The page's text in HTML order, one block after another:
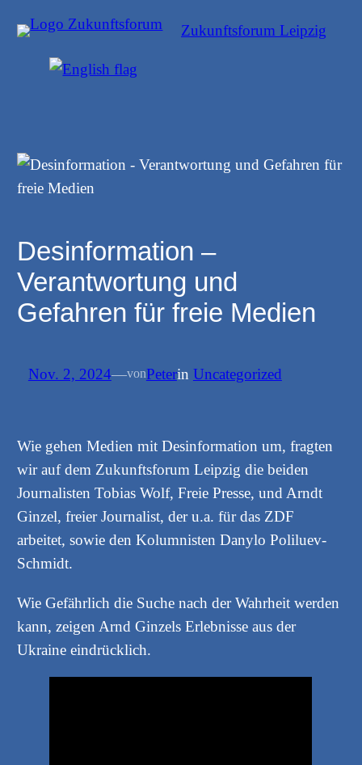
Zum
Inhalt
springen
Zukunftsforum Leipzig
Desinformation –
Verantwortung und
Gefahren für freie Medien
Nov. 2, 2024—vonPeterin Uncategorized
Wie gehen Medien mit Desinformation um, fragten
wir auf dem Zukunftsforum Leipzig die beiden
Journalisten Tobias Wolf, Freie Presse, und Arndt
Ginzel, freier Journalist, der u.a. für das ZDF
arbeitet, sowie den Kolumnisten Danylo Poliluev-
Schmidt.
Wie Gefährlich die Suche nach der Wahrheit werden
kann, zeigen Arnd Ginzels Erlebnisse aus der
Ukraine eindrücklich.